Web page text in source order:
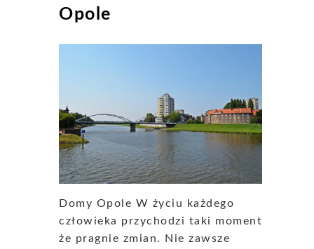
Opole
Domy Opole W życiu każdego
człowieka przychodzi taki moment,
że pragnie zmian. Nie zawsze